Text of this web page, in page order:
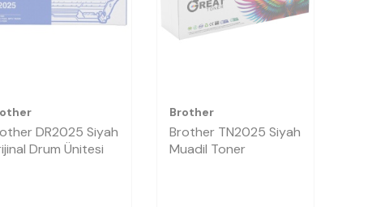
DR2025 Siyah
Drum Ünitesi
Brother
Brother TN2025 Siyah
Muadil Toner